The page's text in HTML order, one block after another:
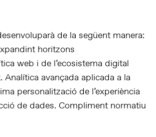
de la següent manera:
horitzons
web i de l’ecosistema digital
Analítica avançada aplicada a la
personalització de l’experiència
de dades. Compliment normatiu